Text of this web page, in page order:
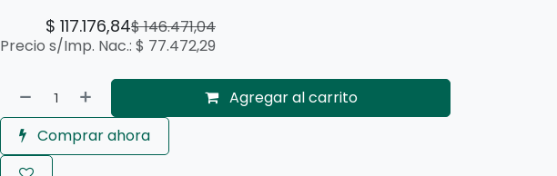
$ 117.176,84$146.471,04
Precio s/Imp. Nac.: $ 77.472,29
Agregar al carrito
Comprar ahora